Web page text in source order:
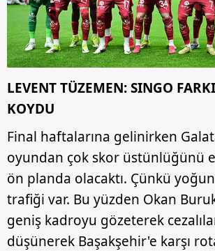
LEVENT TÜZEMEN: SINGO
KOYDU
Final haftalarına gelinirken
oyundan çok skor üstünlüğünü
ön planda olacaktı. Çünkü
trafiği var. Bu yüzden Okan
geniş kadroyu gözeterek
düşünerek Başakşehir'e karşı